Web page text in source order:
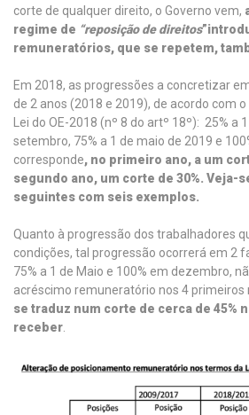
corte de qualquer direito, o Governo vem,
regime de “reposição de direitos”
remuneratórios, que se repetem,
Em 2018, as progressões a concretizar
de 2 anos (2018 e 2019), de acordo com
Lei do OE-2018 (nº 8 do artº 18º): 25% a
setembro, 75% a 1 de maio de 2019 e
corresponde, no primeiro ano, a um
segundo ano, um corte de 30%. Veja-
seguintes com seis exemplos.
Quanto à progressão dos trabalhadores
condições, tal progressão ocorrerá em 2
75% a 1 de Maio e 100% em dezembro,
acréscimo remuneratório nos 4 primeiros
se traduz num corte de cerca de 45%
receber